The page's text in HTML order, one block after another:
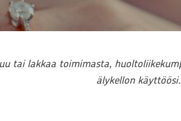
tai lakkaa toimimasta,
älykellon käyttöösi.